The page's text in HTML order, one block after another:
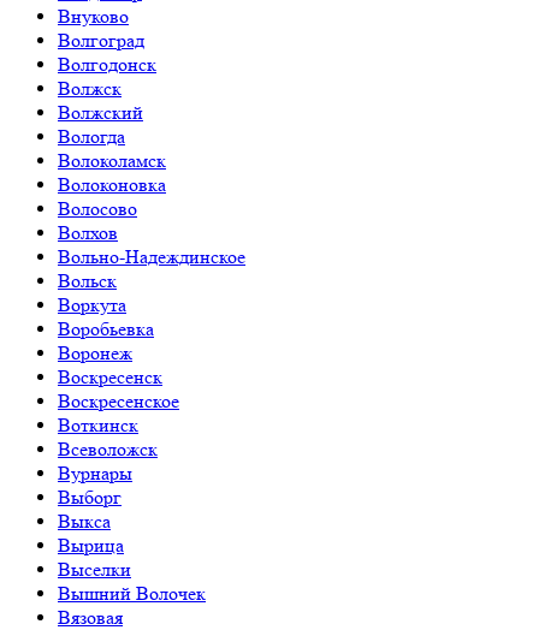
Внуково
Волгоград
Волгодонск
Волжск
Волжский
Вологда
Волоколамск
Волоконовка
Волосово
Волхов
Вольно-Надеждинское
Вольск
Воркута
Воробьевка
Воронеж
Воскресенск
Воскресенское
Воткинск
Всеволожск
Вурнары
Выборг
Выкса
Вырица
Выселки
Вышний Волочек
Вязовая